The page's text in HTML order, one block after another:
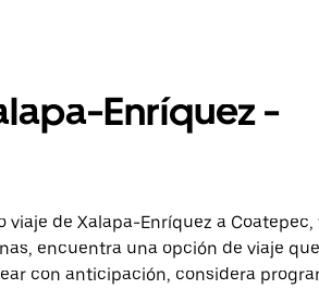
Enríquez -
de Xalapa-Enríquez a Coatepec,
encuentra una opción de viaje
con anticipación, considera